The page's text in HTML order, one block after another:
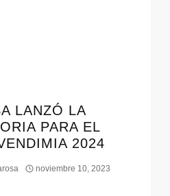
LANZÓ LA
PARA EL
2024
noviembre 10, 2023